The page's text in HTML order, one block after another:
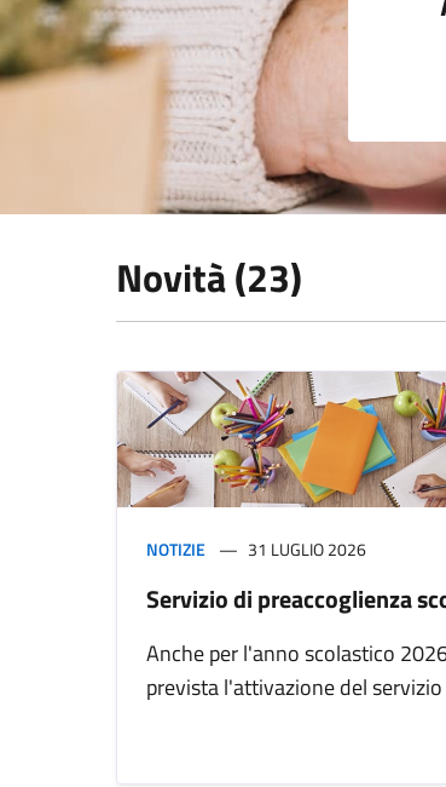
Novità (23)
NOTIZIE 31 LUGLIO 2026
Servizio di preaccoglienza
Anche per l'anno scolastico
prevista l'attivazione del servizio